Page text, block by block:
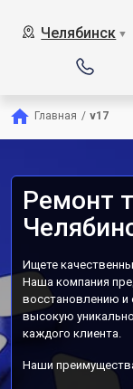
Челябинск ▼
Главная / v17
Ремонт
Ищете
Наша компания
восстановлению и
высокую
каждого клиента.
Наши